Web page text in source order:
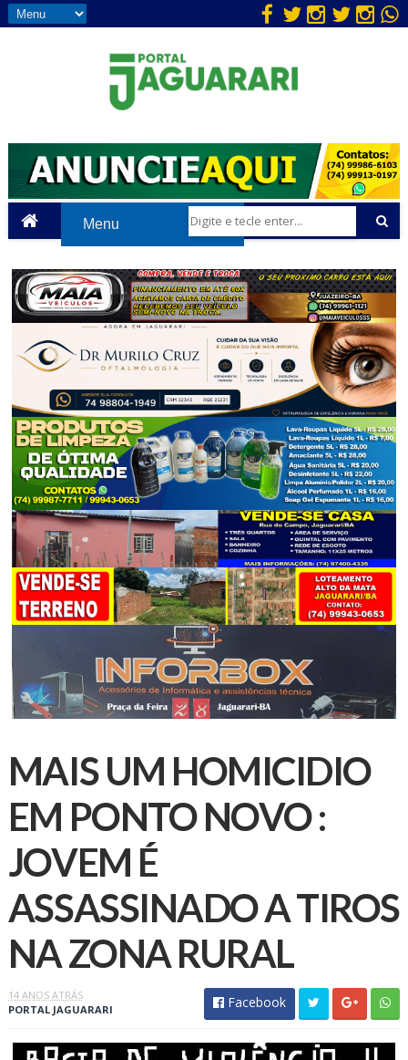
MAIS UM HOMICIDIO
EM PONTO NOVO :
JOVEM É
ASSASSINADO A TIROS
NA ZONA RURAL
14 ANOS ATRÁS
PORTAL JAGUARARI
Facebook